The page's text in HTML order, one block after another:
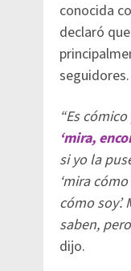
conocida
declaró
seguidores.
“Es
‘mira,
si yo la
‘mira
cómo
saben,
dijo.